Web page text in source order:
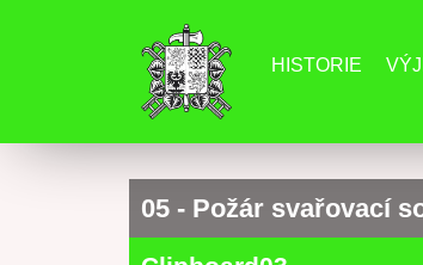
HISTORIE
05 - Požár svařovací